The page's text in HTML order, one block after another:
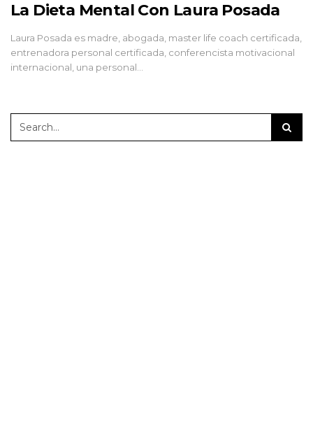
La Dieta Mental Con Laura Posada
Laura Posada es madre, abogada, master life coach certificada,
entrenadora personal certificada, conferencista motivacional
internacional, una personal…